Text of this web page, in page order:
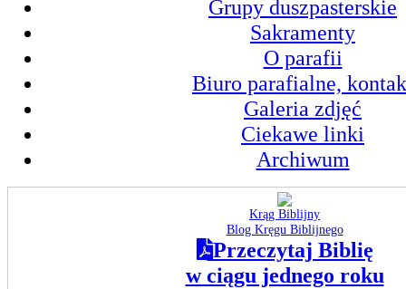
Grupy duszpasterskie
Sakramenty
O parafii
Biuro parafialne,
Galeria zdjęć
Ciekawe linki
Archiwum
Krąg Biblijny
Blog Kręgu Biblijnego
Przeczytaj Biblię
w ciągu jednego roku